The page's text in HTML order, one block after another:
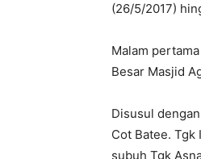
(26/5/2017)
Malam
Besar Masjid
Disusul
Cot Batee. Tgk
subuh Tgk